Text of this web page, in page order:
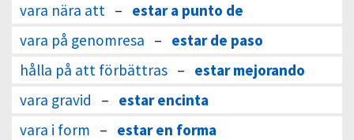
vara nära att – estar a punto de
vara på genomresa – estar de paso
hålla på att förbättras – estar mejorando
vara gravid
– estar encinta
vara i form – estar en forma